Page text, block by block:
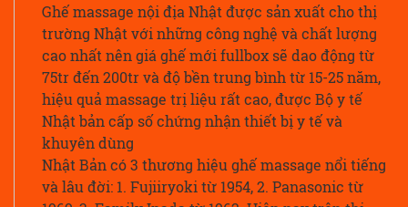
Ghế massage nội địa Nhật được sản xuất cho thị
trường Nhật với những công nghệ và chất lượng
cao nhất nên giá ghế mới fullbox sẽ dao động từ
75tr đến 200tr và độ bền trung bình từ 15-25 năm,
hiệu quả massage trị liệu rất cao, được Bộ y tế
Nhật bản cấp số chứng nhận thiết bị y tế và
khuyên dùng
Nhật Bản có 3 thương hiệu ghế massage nổi tiếng
và lâu đời: 1. Fujiiryoki từ 1954, 2. Panasonic từ